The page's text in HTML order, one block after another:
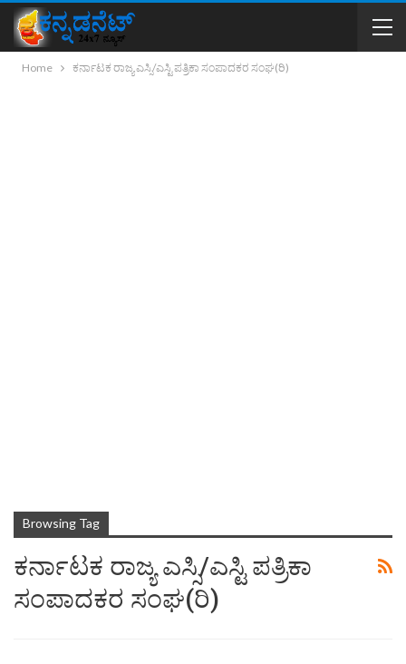
Home ಕರ್ನಾಟಕ ರಾಜ್ಯ ಎಸ್ಸಿ/ಎಸ್ಟಿ ಪತ್ರಿಕಾ ಸಂಪಾದಕರ ಸಂಘ(ರಿ)
Browsing Tag
ಕರ್ನಾಟಕ ರಾಜ್ಯ ಎಸ್ಸಿ/ಎಸ್ಟಿ ಪತ್ರಿಕಾ
ಸಂಪಾದಕರ ಸಂಘ(ರಿ)